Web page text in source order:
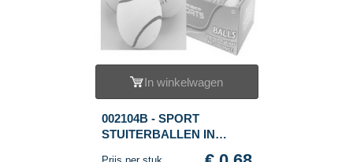
In winkelwagen
002104B - SPORT
STUITERBALLEN IN